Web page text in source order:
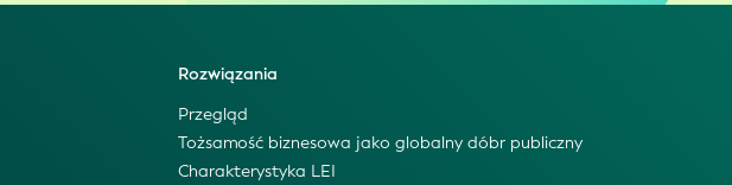
Rozwiązania
Przegląd
Tożsamość biznesowa jako globalny dóbr publiczny
Charakterystyka LEI